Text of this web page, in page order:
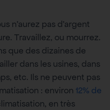
n’aurez pas d’argent
Travaillez, ou mourrez.
que des dizaines de
dans les usines, dans
etc. Ils ne peuvent pas
: environ 12% de
en très